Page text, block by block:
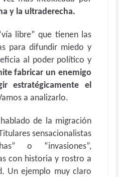
y la ultraderecha.
libre” que tienen las
para difundir miedo y
al poder político y
fabricar un enemigo
estratégicamente el
a analizarlo.
de la migración
sensacionalistas
o “invasiones”,
con historia y rostro a
Un ejemplo muy claro